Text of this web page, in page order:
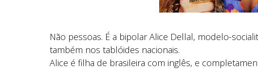
Não pessoas. É a bipolar Alice Dellal, modelo-
também nos tablóides nacionais.
Alice é filha de brasileira com inglês, e